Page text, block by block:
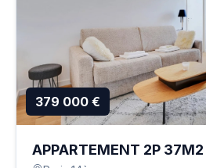
379 000 €
APPARTEMENT 2P 37M2